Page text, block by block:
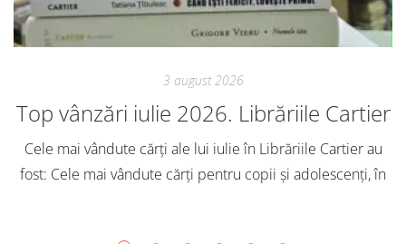
3 august 2026
Top vânzări iulie 2026. Librăriile Cartier
Cele mai vândute cărți ale lui iulie în Librăriile Cartier au
fost: Cele mai vândute cărți pentru copii și adolescenți, în